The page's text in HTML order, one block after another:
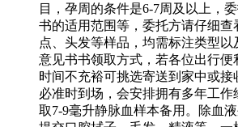
目，孕周的条件是6-7周及以上，
书的适用范围等，委托方请仔细查
点、头发等样品，均需标注类型
意见书书领取方式，若各位出行便
时间不充裕可挑选寄送到家中或接
必准时到场，会安排拥有多年工作
取7-9毫升静脉血样本备用。除血